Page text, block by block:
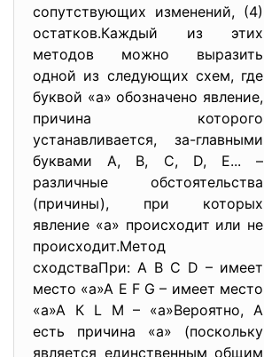
сопутствующих изменений, (4)
остатков.Каждый из этих
методов можно выразить
одной из следующих схем, где
буквой «а» обозначено явление,
причина которого
устанавливается, за-главными
буквами А, В, С, D, Е... –
различные обстоятельства
(причины), при которых
явление «а» происходит или не
происходит.Метод
сходстваПри: А В С D – имеет
место «а»А Е F G – имеет место
«а»А К L М – «а»Вероятно, А
есть причина «а» (поскольку
является единственным общим